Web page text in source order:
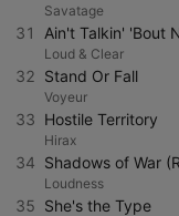
Savatage
31 Ain't Talkin' 'Bout
Loud & Clear
32 Stand Or Fall
Voyeur
33 Hostile Territory
Hirax
34 Shadows of War
Loudness
35 She's the Type